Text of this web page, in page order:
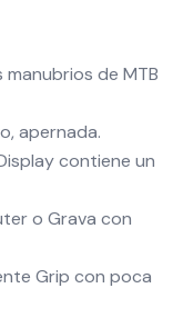
de MTB
apernada.
contiene un
o Grava con
Grip con poca